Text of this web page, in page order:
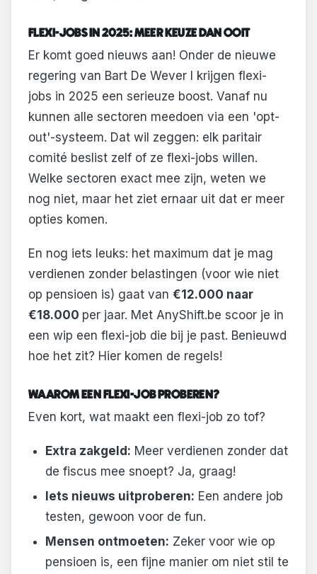
FLEXI-JOBS IN 2025: MEER KEUZE DAN OOIT
Er komt goed nieuws aan! Onder de nieuwe
regering van Bart De Wever I krijgen flexi-
jobs in 2025 een serieuze boost. Vanaf nu
kunnen alle sectoren meedoen via een 'opt-
out'-systeem. Dat wil zeggen: elk paritair
comité beslist zelf of ze flexi-jobs willen.
Welke sectoren exact mee zijn, weten we
nog niet, maar het ziet ernaar uit dat er meer
opties komen.
En nog iets leuks: het maximum dat je mag
verdienen zonder belastingen (voor wie niet
op pensioen is) gaat van €12.000 naar
€18.000 per jaar. Met AnyShift.be scoor je in
een wip een flexi-job die bij je past. Benieuwd
hoe het zit? Hier komen de regels!
WAAROM EEN FLEXI-JOB PROBEREN?
Even kort, wat maakt een flexi-job zo tof?
Extra zakgeld: Meer verdienen zonder dat
de fiscus mee snoept? Ja, graag!
Iets nieuws uitproberen: Een andere job
testen, gewoon voor de fun.
Mensen ontmoeten: Zeker voor wie op
pensioen is, een fijne manier om niet stil te